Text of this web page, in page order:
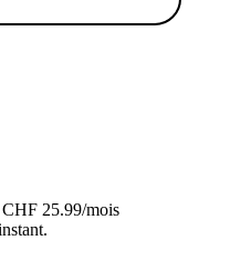
25.99/mois